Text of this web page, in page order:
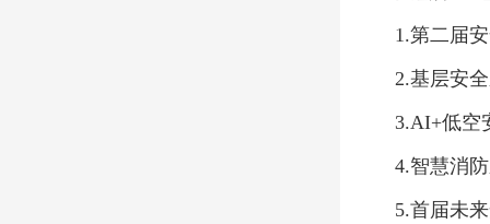
1.第二届
2.基层安
3.AI+低空
4.智慧消
5.首届未